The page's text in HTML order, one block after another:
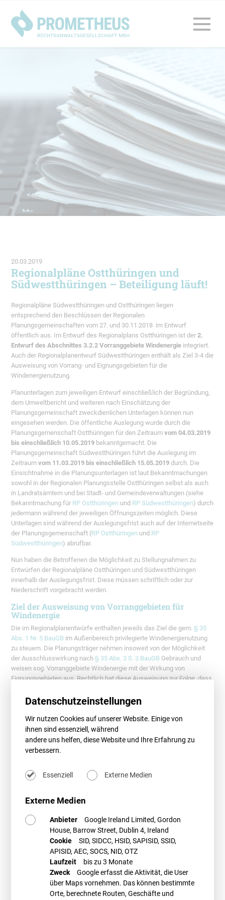
20.03.2019
Regionalpläne Ostthüringen und
Südwestthüringen – Beteiligung läuft!
Regionalpläne Südwestthüringen und Ostthüringen liegen
entsprechend den Beschlüssen der Regionalen
Planungsgemeinschaften vom 27. und 30.11.2018 im Entwurf
öffentlich aus. Im Entwurf des Regionalplans Ostthüringen ist der2.
Entwurf des Abschnittes 3.2.2 Vorranggebiete Windenergie integriert.
Auch der Regionalplanentwurf Südwestthüringen enthält als Ziel 3-4 die
Ausweisung von Vorrang- und Eignungsgebieten für die
Windenergienutzung.
Planunterlagen zum jeweiligen Entwurf einschließlich der Begründung,
dem Umweltbericht und weiteren nach Einschätzung der
Planungsgemeinschaft zweckdienlichen Unterlagen können nun
eingesehen werden. Die öffentliche Auslegung wurde durch die
Planungsgemenschaft Ostthüringen für den Zeitraumvom 04.03.2019
bis einschließlich 10.05.2019 bekanntgemacht. Die
Planungsgemeinschaft Südwestthüringen führt die Auslegung im
Zeitraumvom 11.03.2019 bis einschließlich 15.05.2019 durch. Die
Einsichtnahme in die Planungsunterlagen ist laut Bekanntmachungen
sowohl in der Regionalen Planungsstelle Ostthüringen selbst als auch
in Landratsämtern und bei Stadt- und Gemeindeverwaltungen (siehe
Bekanntmachung für RP Ostthüringen und RP Südwestthüringen) durch
jedermann während der jeweiligen Öffnungszeiten möglich. Diese
Unterlagen sind während der Auslegungsfrist auch auf der Internetseite
der Planungsgemeinschaft (RP Ostthüringen und RP
Südwestthüringen) abrufbar.
Nun haben die Betroffenen die Möglichkeit zu Stellungnahmen zu
Entwürfen der Regionalpläne Ostthüringen und Südwestthüringen
innerhalb der Auslegungsfrist. Diese müssen schriftlich oder zur
Niederschrift vorgebracht werden.
Ziel der Ausweisung von Vorranggebieten für
Windenergie
Die im Regionalplanentwürfe enthalten jeweils das Ziel die gem.§ 35
Abs. 1 Nr. 5 BauGB im Außenbereich privilegierte Windenergienutzung
zu steuern. Die Planungsträger nehmen insoweit von der Möglichkeit
der Ausschlusswirkung nach§ 35 Abs. 3 S. 3 BauGB Gebrauch und
weisen sog. Vorranggebiete Windenergie mit der Wirkung von
Eignungsgebieten aus. Rechtlich hat diese Ausweisung zur Folge, dass
Nach der ständigen bundes- und oberverwaltungsgerichtlichen
Rechtsprechung wird jedoch diese Ausschlusswirkung nur dann
erreicht, wenn die Ausweisung von Vorrang- und Eignungsgebieten aus
einem gesamträumlichen und schlüssigen Planungskonzept
hervorkommt und der Windenergienutzung im Ergebnis substantiell
Raum zur Verfügung gestellt wird.
Wichtig: Beachtung der Präklusionsfrist!
Windenergienutzung zur Verfügung stellen wollen, eingegriffen wird,
müssen diese Rechte innerhalb der Auslegungsfrist geltend gemacht
werden. Gem. § 9 Abs. 2 S. 4 ROG sind alle Stellungnahmen
ausgeschlossen, die nicht auf besonderen privatrechtlichen Titeln
beruhen. Es handelt sich dabei um eine sog. Präklusionsfrist. Daher ist
die Beteiligung und die Einreichung von Stellungnahmen und Einwänden
gegenüber dem jeweiligen Regionalplanentwurf noch innerhalb der
Auslegungsfrist (bis 10.05.2019 bzw. 15.05.2019!) vorzunehmen.
Prüfung des Planungskonzepts
Datenschutzeinstellungen
Wir nutzen Cookies auf unserer Website. Einige von
ihnen sind essenziell, während
andere uns helfen, diese Website und Ihre Erfahrung zu
verbessern.
Essenziell Externe Medien
Externe Medien
Anbieter
Google Ireland Limited, Gordon
House, Barrow Street, Dublin 4, Ireland
Cookie
SID, SIDCC, HSID, SAPISID, SSID,
APISID, AEC, SOCS, NID, OTZ
Laufzeit
bis zu 3 Monate
Zweck
Google erfasst die Aktivität, die User
über Maps vornehmen. Das können bestimmte
Orte, berechnete Routen, Geschäfte und